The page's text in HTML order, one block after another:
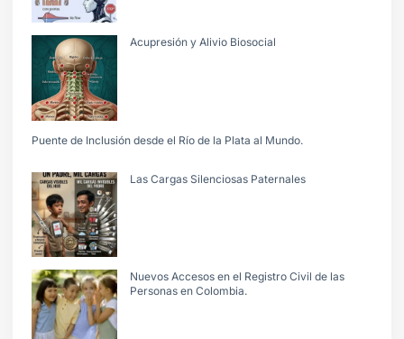
Acupresión y Alivio Biosocial
Puente de Inclusión desde el Río de la Plata al Mundo.
Las Cargas Silenciosas Paternales
Nuevos Accesos en el Registro Civil de las
Personas en Colombia.